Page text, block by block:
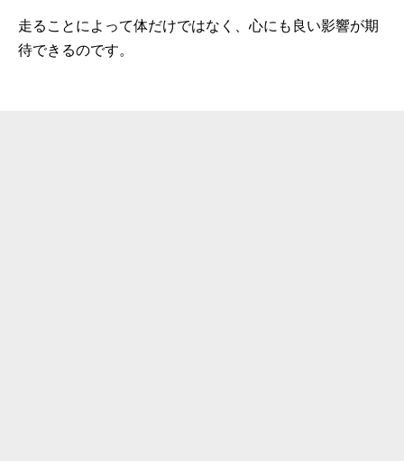
走ることによって体だけではなく、心にも良い影響が期
待できるのです。